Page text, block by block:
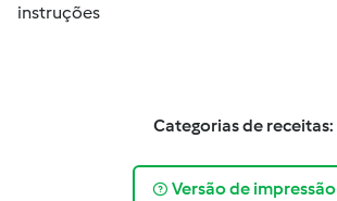
instruções
Categorias de receitas:
Versão de impressão